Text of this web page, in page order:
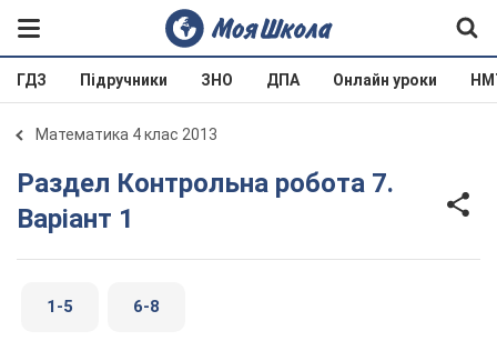
ГДЗ Підручники ЗНО ДПА Онлайн уроки
Математика 4 клас 2013
Раздел Контрольна робота 7.
Варіант 1
1-5 6-8